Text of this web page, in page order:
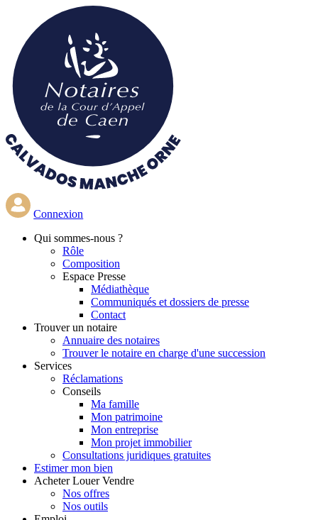
contenu
principal
Connexion
Qui sommes-nous ?
Rôle
Composition
Espace Presse
Médiathèque
Communiqués et dossiers de presse
Contact
Trouver un notaire
Annuaire des notaires
Trouver le notaire en charge d'une succession
Services
Réclamations
Conseils
Ma famille
Mon patrimoine
Mon entreprise
Mon projet immobilier
Consultations juridiques gratuites
Estimer mon bien
Acheter Louer Vendre
Nos offres
Nos outils